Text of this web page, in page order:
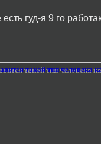
гуд-я 9 го
такой тип человека